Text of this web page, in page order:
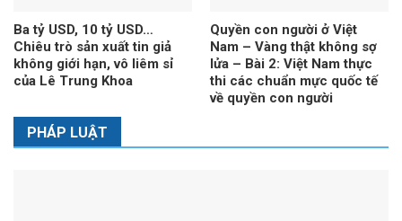
Ba tỷ USD, 10 tỷ USD…
Chiêu trò sản xuất tin giả
không giới hạn, vô liêm sỉ
của Lê Trung Khoa
Quyền con người ở Việt
Nam – Vàng thật không sợ
lửa – Bài 2: Việt Nam thực
thi các chuẩn mực quốc tế
về quyền con người
PHÁP LUẬT